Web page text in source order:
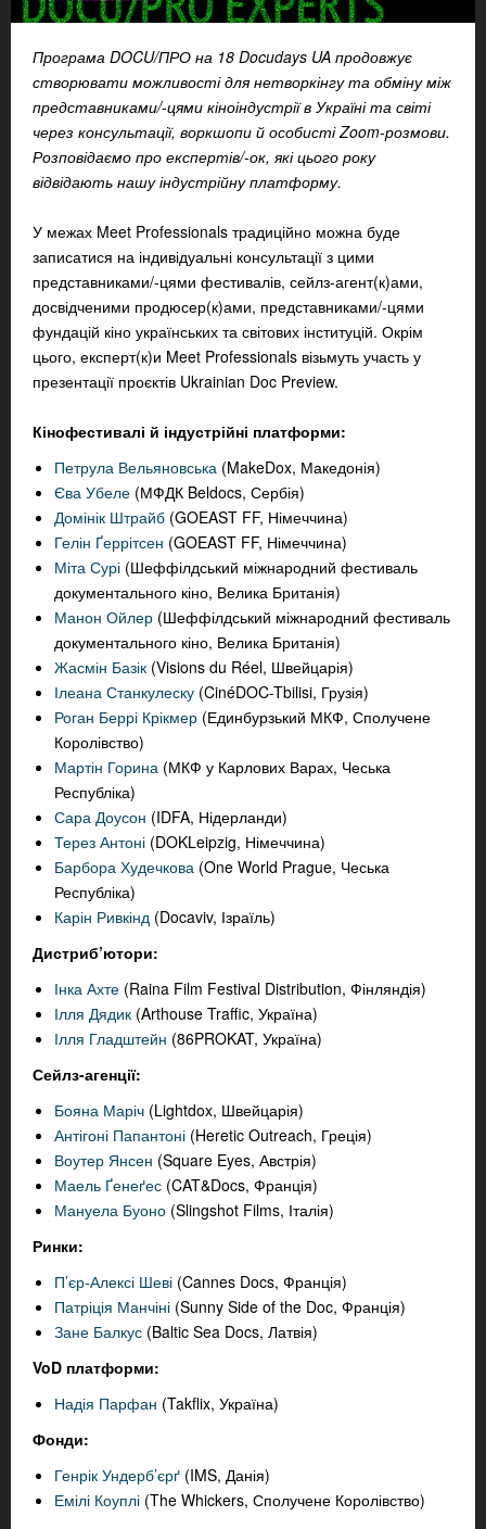
Програма DOCU/ПРО на 18 Docudays UA продовжує
створювати можливості для нетворкінгу та обміну між
представниками/-цями кіноіндустрії в Україні та світі
через консультації, воркшопи й особисті Zoom-розмови.
Розповідаємо про експертів/-ок, які цього року
відвідають нашу індустрійну платформу.
У межах Meet Professionals традиційно можна буде
записатися на індивідуальні консультації з цими
представниками/-цями фестивалів, сейлз-агент(к)ами,
досвідченими продюсер(к)ами, представниками/-цями
фундацій кіно українських та світових інституцій. Окрім
цього, експерт(к)и Meet Professionals візьмуть участь у
презентації проєктів Ukrainian Doc Preview.
Кінофестивалі й індустрійні платформи:
Петрула Вельяновська (MakeDox, Македонія)
Єва Убеле (МФДК Beldocs, Сербія)
Домінік Штрайб (GOEAST FF, Німеччина)
Гелін Ґеррітсен (GOEAST FF, Німеччина)
Міта Сурі (Шеффілдський міжнародний фестиваль
документального кіно, Велика Британія)
Манон Ойлер (Шеффілдський міжнародний фестиваль
документального кіно, Велика Британія)
Жасмін Базік (Visions du Réel, Швейцарія)
Ілеана Станкулеску (CinéDOC-Tbilisi, Грузія)
Роган Беррі Крікмер (Единбурзький МКФ, Сполучене
Королівство)
Мартін Горина (МКФ у Карлових Варах, Чеська
Республіка)
Сара Доусон (IDFA, Нідерланди)
Терез Антоні (DOKLeipzig, Німеччина)
Барбора Худечкова (One World Prague, Чеська
Республіка)
Карін Ривкінд (Docaviv, Ізраїль)
Дистриб’ютори:
Інка Ахте (Raina Film Festival Distribution, Фінляндія)
Ілля Дядик (Arthouse Traffic, Україна)
Ілля Гладштейн (86PROKAT, Україна)
Сейлз-агенції:
Бояна Маріч (Lightdox, Швейцарія)
Антігоні Папантоні (Heretic Outreach, Греція)
Воутер Янсен (Square Eyes, Австрія)
Маель Ґенеґес (CAT&Docs, Франція)
Мануела Буоно (Slingshot Films, Італія)
Ринки:
П’єр-Алексі Шеві (Cannes Docs, Франція)
Патріція Манчіні (Sunny Side of the Doc, Франція)
Зане Балкус (Baltic Sea Docs, Латвія)
VoD платформи:
Надія Парфан (Takflix, Україна)
Фонди:
Генрік Ундерб’єрґ (IMS, Данія)
Емілі Коуплі (The Whickers, Сполучене Королівство)